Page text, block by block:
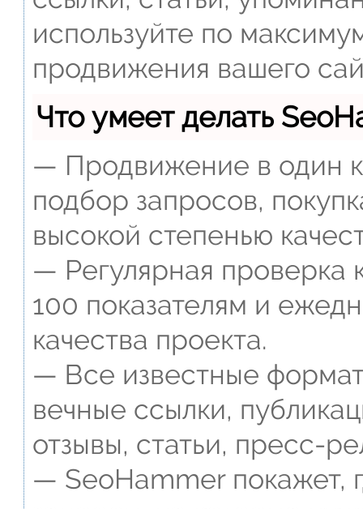
используйте по
продвижения вашего
Что умеет делать
— Продвижение в один
подбор запросов,
высокой степенью
— Регулярная проверка
100 показателям и
качества проекта.
— Все известные
вечные ссылки,
отзывы, статьи, пресс-
— SeoHammer покажет,